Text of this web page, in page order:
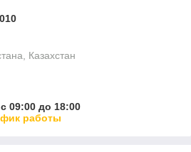
Казахстан
09:00 до 18:00
работы